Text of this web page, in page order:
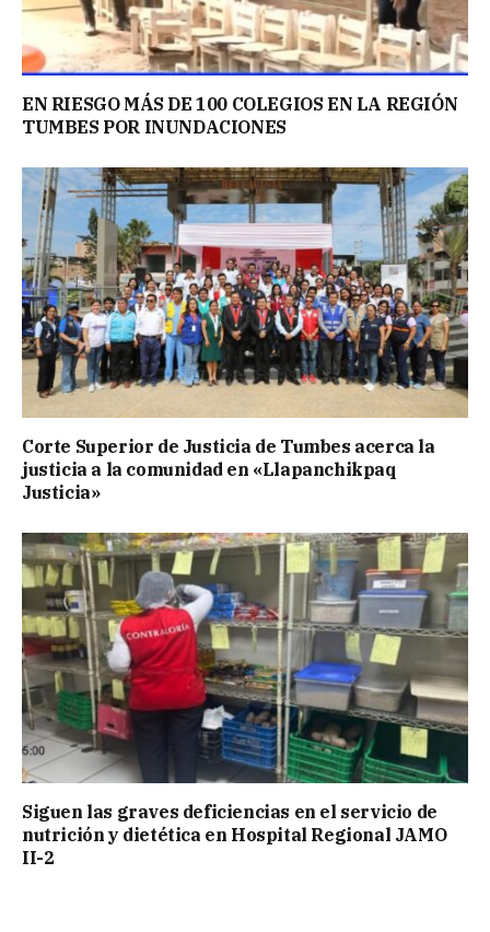
EN RIESGO MÁS DE 100 COLEGIOS EN LA REGIÓN
TUMBES POR INUNDACIONES
Corte Superior de Justicia de Tumbes acerca la
justicia a la comunidad en «Llapanchikpaq
Justicia»
Siguen las graves deficiencias en el servicio de
nutrición y dietética en Hospital Regional JAMO
II-2